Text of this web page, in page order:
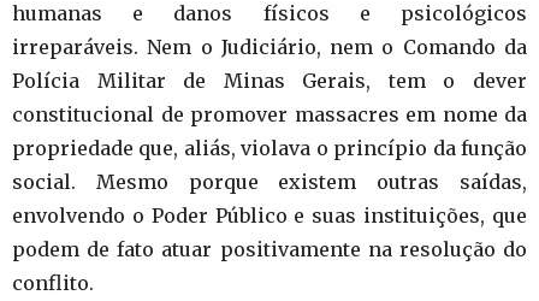
humanas e danos físicos e psicológicos
irreparáveis. Nem o Judiciário, nem o Comando da
Polícia Militar de Minas Gerais, tem o dever
constitucional de promover massacres em nome da
propriedade que, aliás, violava o princípio da função
social. Mesmo porque existem outras saídas,
envolvendo o Poder Público e suas instituições, que
podem de fato atuar positivamente na resolução do
conflito.